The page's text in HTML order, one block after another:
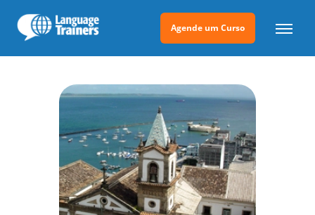
Agende um Curso